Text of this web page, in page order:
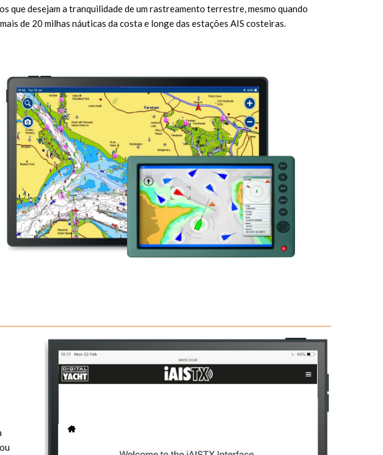
que desejam a tranquilidade de um rastreamento terrestre, mesmo quando
de 20 milhas náuticas da costa e longe das estações AIS costeiras.